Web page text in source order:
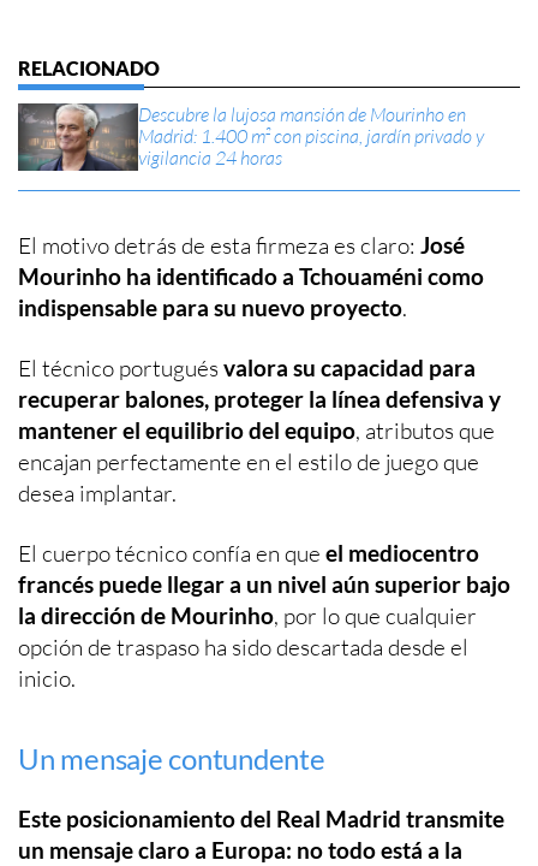
Descubre la lujosa mansión de Mourinho en
Madrid: 1.400 m² con piscina, jardín privado y
vigilancia 24 horas
El motivo detrás de esta firmeza es claro: José
Mourinho ha identificado a Tchouaméni como
indispensable para su nuevo proyecto.
El técnico portugués valora su capacidad para
recuperar balones, proteger la línea defensiva y
mantener el equilibrio del equipo, atributos que
encajan perfectamente en el estilo de juego que
desea implantar.
El cuerpo técnico confía en que el mediocentro
francés puede llegar a un nivel aún superior bajo
la dirección de Mourinho, por lo que cualquier
opción de traspaso ha sido descartada desde el
inicio.
Un mensaje contundente
Este posicionamiento del Real Madrid transmite
un mensaje claro a Europa: no todo está a la